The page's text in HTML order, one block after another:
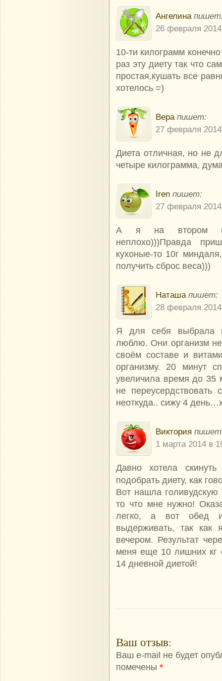
Ангелина
26 февраля
10-ти килограмм
раз эту диету так что
простая,кушать все
хотелось =)
Вера пишет:
27 февраля
Диета отличная, но не
четыре килограмма,
Iren пишет:
27 февраля
А я на втором
неплохо)))Правда
кухоные-то 10г
получить сброс веса)))
Наташа пишет:
28 февраля
Я для себя выбрала
люблю. Они организм
своём составе и
организму. 20 минут
увеличила время до 35
не переусердствовать
неоткуда.. сижу 4
Виктория
1 марта 2014 в
Давно хотела
подобрать диету, как
Вот нашла
то что мне нужно!
легко, а вот обед и
выдерживать, так как
вечером. Результат
меня еще 10 лишних кг
14 дневной диетой!
Ваш отзыв:
Ваш e-mail не будет
помечены *